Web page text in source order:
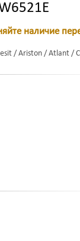
наличие
/ Ariston / Atlant /